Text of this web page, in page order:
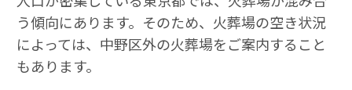
う傾向にあります。そのため、⽕葬場の空き状況
によっては、中野区外の⽕葬場をご案内すること
もあります。